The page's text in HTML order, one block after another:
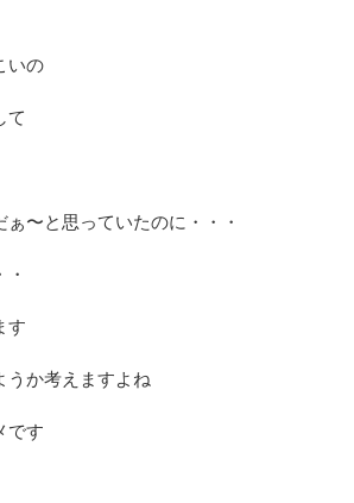
いの
て
〜と思っていたのに・・・
す
うか考えますよね
です